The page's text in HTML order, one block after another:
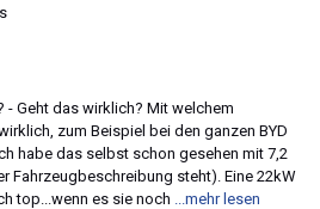
- Geht das wirklich? Mit welchem
zum Beispiel bei den ganzen BYD
habe das selbst schon gesehen mit 7,2
Fahrzeugbeschreibung steht). Eine 22kW
top...wenn es sie noch
...mehr lesen